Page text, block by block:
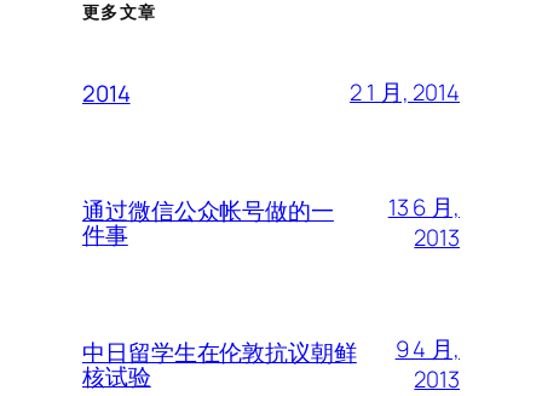
更多文章
2014 2 1 月, 2014
通过微信公众帐号做的一
件事
13 6 月,
2013
中日留学生在伦敦抗议朝鲜
核试验
9 4 月,
2013